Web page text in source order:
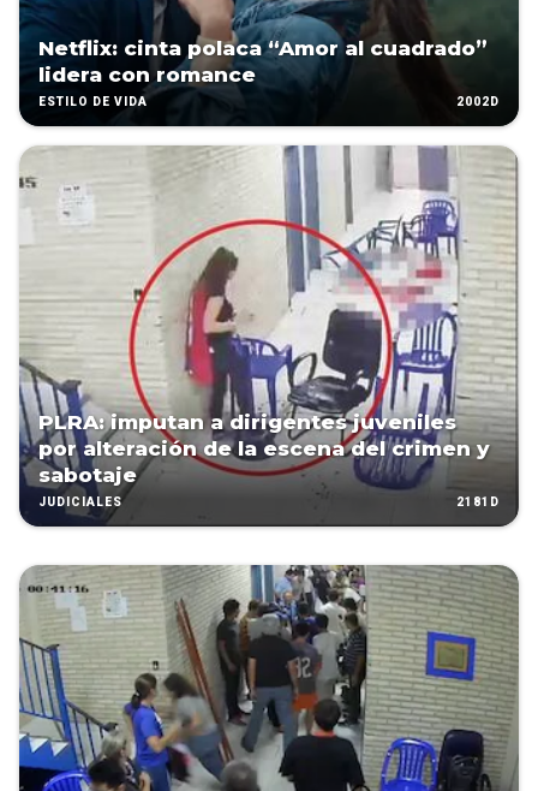
Netflix: cinta polaca “Amor al cuadrado”
lidera con romance
ESTILO DE VIDA 2002D
PLRA: imputan a dirigentes juveniles
por alteración de la escena del crimen y
sabotaje
JUDICIALES 2181D